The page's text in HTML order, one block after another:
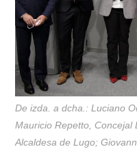
De izda. a dcha.: Luciano
Mauricio Repetto, Concejal
Alcaldesa de Lugo;